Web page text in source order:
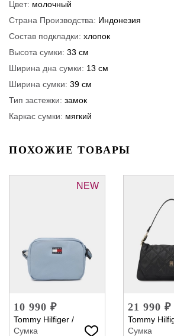
Цвет: молочный
Страна Производства: Индонезия
Состав подкладки: хлопок
Высота сумки: 33 см
Ширина дна сумки: 13 см
Ширина сумки: 39 см
Тип застежки: замок
Каркас сумки: мягкий
ПОХОЖИЕ ТОВАРЫ
NEW
10 990 ₽
Tommy Hilfiger /
Сумка
21 990 ₽
Tommy
Сумка